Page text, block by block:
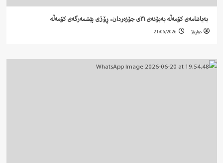
‍ بەیاننامەی کۆمەڵە بەبۆنەی ٣١ی جۆزەردان، ڕۆژی پێشمەرگەی کۆمەڵە
دواڕۆژ 21/06/2026